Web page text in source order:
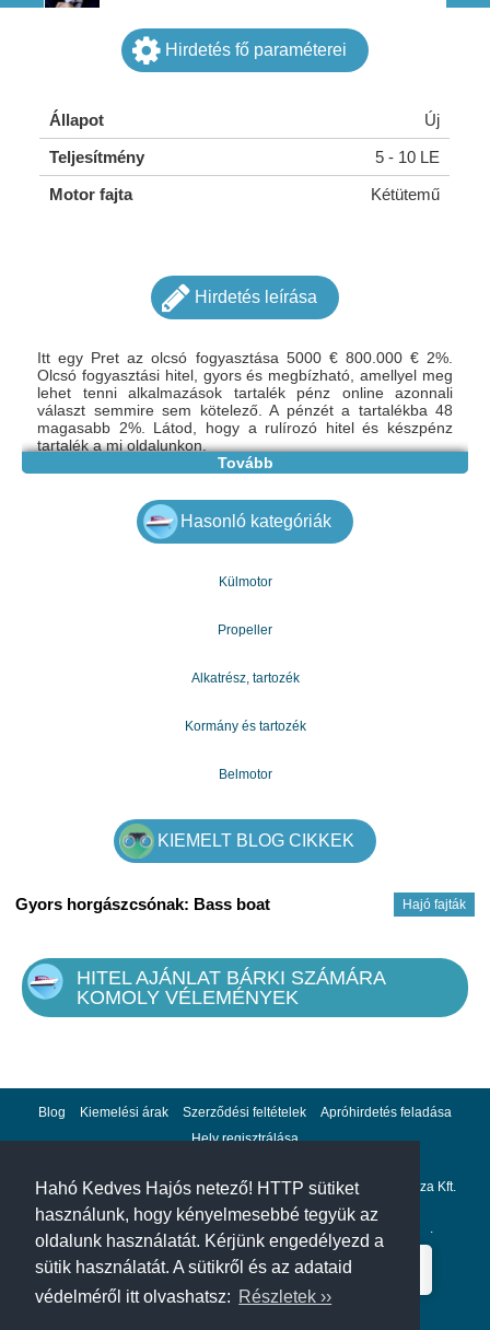
Hahó Kedves Hajós netező! HTTP sütiket
használunk, hogy kényelmesebbé tegyük az
oldalunk használatát. Kérjünk engedélyezd a
sütik használatát. A sütikről és az adataid
védelméről itt olvashatsz: Részletek ››
Hirdetés fő paraméterei
Állapot
Új
Teljesítmény
5 - 10 LE
Motor fajta
Kétütemű
Hirdetés leírása
Itt egy Pret az olcsó fogyasztása 5000 € 800.000 € 2%.
Olcsó fogyasztási hitel, gyors és megbízható, amellyel meg
lehet tenni alkalmazások tartalék pénz online azonnali
választ semmire sem kötelező. A pénzét a tartalékba 48
magasabb 2%. Látod, hogy a rulírozó hitel és készpénz
tartalék a mi oldalunkon.
e-mail: gazdagergelia@gmail.com
Tovább
Hasonló kategóriák
Külmotor
Propeller
Alkatrész, tartozék
Kormány és tartozék
Belmotor
KIEMELT BLOG CIKKEK
Hajó fajták
Gyors horgászcsónak: Bass boat
HITEL AJÁNLAT BÁRKI SZÁMÁRA
KOMOLY VÉLEMÉNYEK
Blog Kiemelési árak Szerződési feltételek
Apróhirdetés feladása
Hely regisztrálása
Adatvédelem Impresszum A hahohajo.hu kiadója a GlobalPlaza Kft.
A hahohajo.hu online bankkártyás fizetési partnere az .